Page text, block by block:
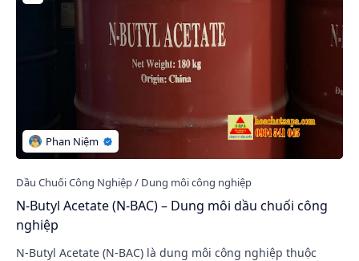
N-Butyl Acetate (N-BAC) – Dung môi dầu chuối công
nghiệp
N-Butyl Acetate (N-BAC) là dung môi công nghiệp thuộc